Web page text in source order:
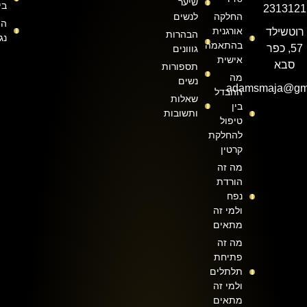
2313121
רוטשילד
57, כפר
סבא
החלקה
אורגנית
בהתאמה
אישית
מה
ההבדל
בין
טיפול
להחלקת
קרטין
מה זה
הורדת
נפח
ולמי זה
מתאים
מה זה
פתיחת
תלתלים
ולמי זה
מתאים
שיער
לנשים
הבהרות
גווונים
תספורות
נשים
שאלות
ותשובות